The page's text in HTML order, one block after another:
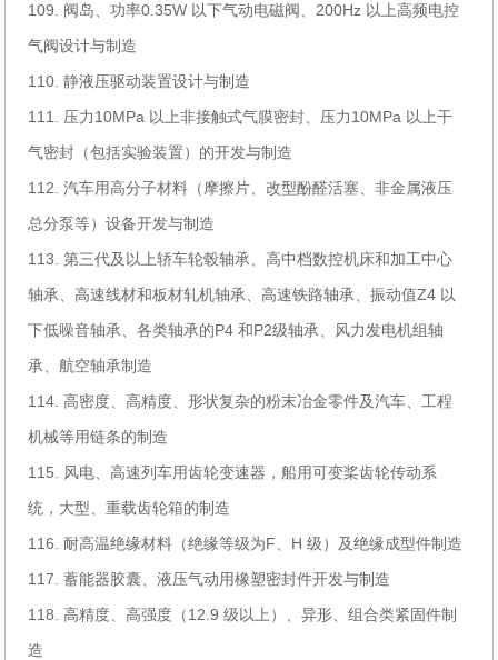
109. 阀岛、功率0.35W 以下气动电磁阀、200Hz 以上高频电控
气阀设计与制造
110. 静液压驱动装置设计与制造
111. 压力10MPa 以上非接触式气膜密封、压力10MPa 以上干
气密封（包括实验装置）的开发与制造
112. 汽车用高分子材料（摩擦片、改型酚醛活塞、非金属液压
总分泵等）设备开发与制造
113. 第三代及以上轿车轮毂轴承、高中档数控机床和加工中心
轴承、高速线材和板材轧机轴承、高速铁路轴承、振动值Z4 以
下低噪音轴承、各类轴承的P4 和P2级轴承、风力发电机组轴
承、航空轴承制造
114. 高密度、高精度、形状复杂的粉末冶金零件及汽车、工程
机械等用链条的制造
115. 风电、高速列车用齿轮变速器，船用可变桨齿轮传动系
统，大型、重载齿轮箱的制造
116. 耐高温绝缘材料（绝缘等级为F、H 级）及绝缘成型件制造
117. 蓄能器胶囊、液压气动用橡塑密封件开发与制造
118. 高精度、高强度（12.9 级以上）、异形、组合类紧固件制
造